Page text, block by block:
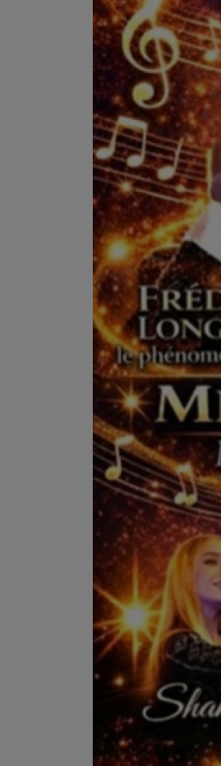
Titres diffusés
Diffusions
Jeu concours
Contactez-nous